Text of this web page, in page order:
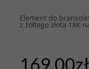
Element do
z żółtego złota 18K
169.00zł